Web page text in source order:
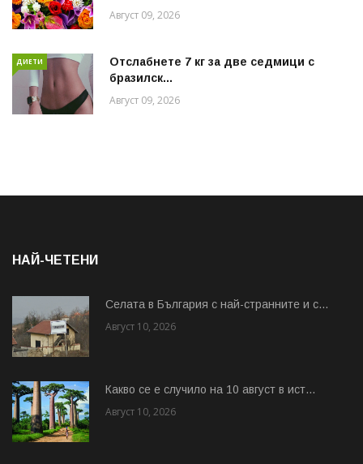
Август 09, 2026
ДИЕТИ
Отслабнете 7 кг за две седмици с
бразилск...
Август 09, 2026
НАЙ-ЧЕТЕНИ
Cелата в България с най-странните и с...
Август 10, 2026
Какво се е случило на 10 август в ист...
Август 10, 2026